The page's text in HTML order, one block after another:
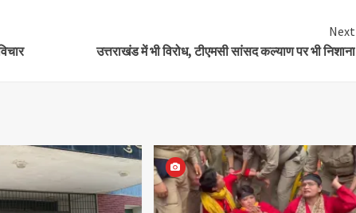
Next
उत्तराखंड में भी विरोध, टीएमसी सांसद कल्याण पर भी निशाना